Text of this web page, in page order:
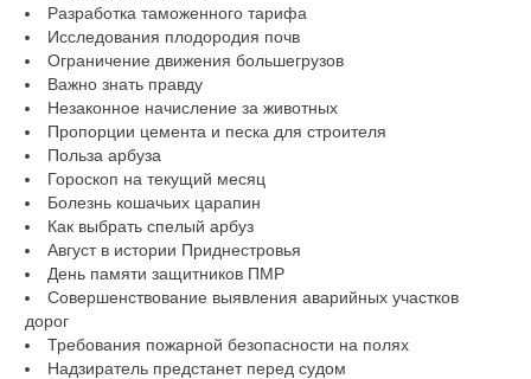
Разработка таможенного тарифа
Исследования плодородия почв
Ограничение движения большегрузов
Важно знать правду
Незаконное начисление за животных
Пропорции цемента и песка для строителя
Польза арбуза
Гороскоп на текущий месяц
Болезнь кошачьих царапин
Как выбрать спелый арбуз
Август в истории Приднестровья
День памяти защитников ПМР
Совершенствование выявления аварийных участков
дорог
Требования пожарной безопасности на полях
Надзиратель предстанет перед судом